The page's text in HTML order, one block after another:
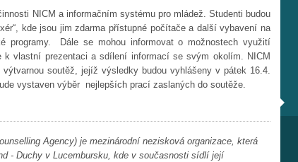
NICM a informačním systému pro mládež. Studenti budou
kde jsou jim zdarma přístupné počítače a další vybavení na
programy.
Dále se mohou informovat o možnostech využití
k vlastní prezentaci a sdílení informací se svým okolím. NICM
soutěž, jejíž výsledky budou vyhlášeny v pátek 16.4.
vystaven výběr nejlepších prací zaslaných do soutěže.
Agency) je mezinárodní nezisková organizace, která
- Duchy v Lucembursku, kde v současnosti sídlí její